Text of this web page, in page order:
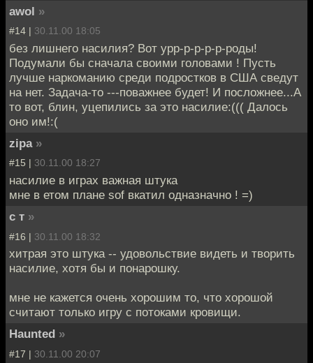
awol »
#14 | 30.11.00 18:05
без лишнего насилия? Вот урр-р-р-р-р-роды!
Подумали бы сначала своими головами ! Пусть
лучше наркоманию среди подростков в США сведут
на нет. Задача-то ---поважнее будет! И посложнее...А
то вот, блин, уцепились за это насилие:((( Далось
оно им!:(
zipa »
#15 | 30.11.00 18:27
насилие в играх важная штука
мне в етом плане sof вкатил одназначно ! =)
с т »
#16 | 30.11.00 18:32
хитрая это штука -- удовольствие видеть и творить
насилие, хотя бы и понарошку.
мне не кажется очень хорошим то, что хорошой
считают только игру с потоками кровищи.
Haunted »
#17 | 30.11.00 20:07